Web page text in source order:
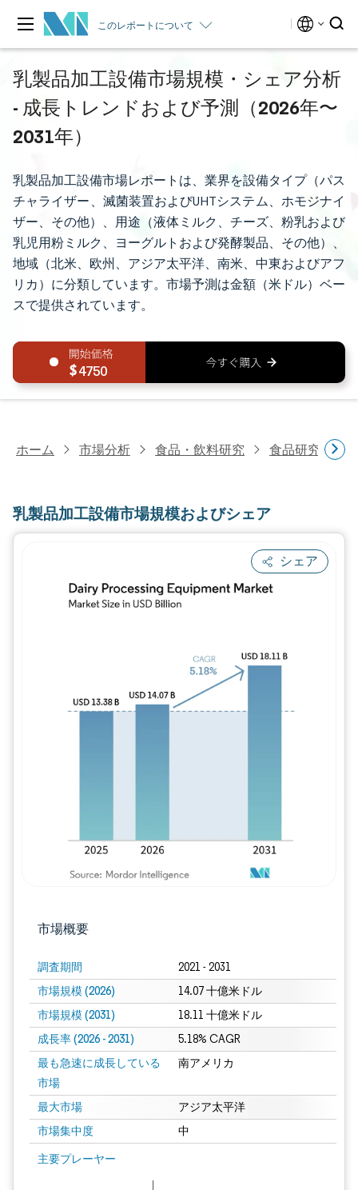
このレポートについて
乳製品加工設備市場規模・シェア分析
- 成長トレンドおよび予測（2026年〜
2031年）
乳製品加工設備市場レポートは、業界を設備タイプ（パス
チャライザー、滅菌装置およびUHTシステム、ホモジナイ
ザー、その他）、用途（液体ミルク、チーズ、粉乳および
乳児用粉ミルク、ヨーグルトおよび発酵製品、その他）、
地域（北米、欧州、アジア太平洋、南米、中東およびアフ
リカ）に分類しています。市場予測は金額（米ドル）ベー
スで提供されています。
4750
ホーム 市場分析 食品・飲料研究 食品研究
乳製品加工設備市場規模およびシェア
シェア
市場概要
調査期間 2021 - 2031
市場規模 (2026) 14.07 十億米ドル
市場規模 (2031) 18.11 十億米ドル
成長率 (2026 - 2031) 5.18% CAGR
最も急速に成長している
市場
南アメリカ
最大市場 アジア太平洋
市場集中度 中
主要プレーヤー
画像 © Mordor Intelligence。再利用にはCC BY 4.0の表示が必要です。